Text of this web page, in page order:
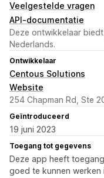
Veelgestelde vragen
API-documentatie
Deze ontwikkelaar
Nederlands.
Ontwikkelaar
Centous Solutions
Website
254 Chapman Rd, Ste
Geïntroduceerd
19 juni 2023
Toegang tot gegevens
Deze app heeft
goed te kunnen werken